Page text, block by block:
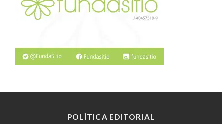
POLÍTICA EDITORIAL